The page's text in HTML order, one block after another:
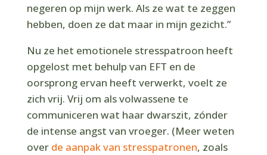
negeren op mijn werk. Als ze wat te zeggen
hebben, doen ze dat maar in mijn gezicht.”
Nu ze het emotionele stresspatroon heeft
opgelost met behulp van EFT en de
oorsprong ervan heeft verwerkt, voelt ze
zich vrij. Vrij om als volwassene te
communiceren wat haar dwarszit, zónder
de intense angst van vroeger. (Meer weten
over de aanpak van stresspatronen, zoals